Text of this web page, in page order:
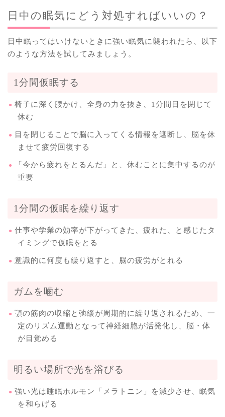
日中の眠気にどう対処すればいいの？
日中眠ってはいけないときに強い眠気に襲われたら、以下
のような方法を試してみましょう。
1分間仮眠する
椅子に深く腰かけ、全身の力を抜き、1分間目を閉じて
休む
目を閉じることで脳に入ってくる情報を遮断し、脳を休
ませて疲労回復する
「今から疲れをとるんだ」と、休むことに集中するのが
重要
1分間の仮眠を繰り返す
仕事や学業の効率が下がってきた、疲れた、と感じたタ
イミングで仮眠をとる
意識的に何度も繰り返すと、脳の疲労がとれる
ガムを噛む
顎の筋肉の収縮と弛緩が周期的に繰り返されるため、一
定のリズム運動となって神経細胞が活発化し、脳・体
が目覚める
明るい場所で光を浴びる
強い光は睡眠ホルモン「メラトニン」を減少させ、眠気
を和らげる